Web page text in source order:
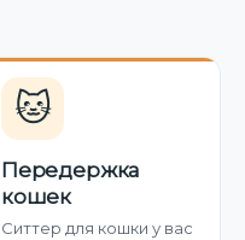
🐱
Передержка
кошек
Ситтер для кошки у вас